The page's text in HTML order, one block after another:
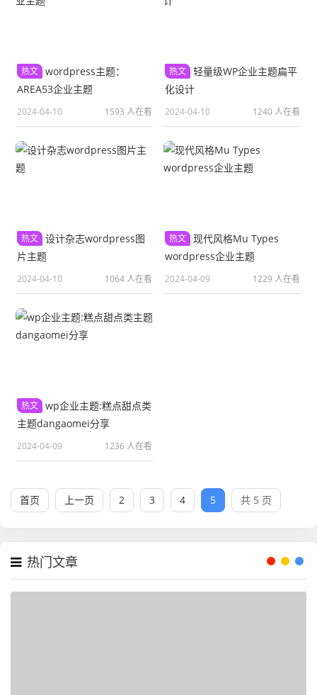
热文 wordpress主题：
AREA53企业主题
2024-04-10 1593 人在看
热文 轻量级WP企业主题扁平
化设计
2024-04-10 1240 人在看
热文 设计杂志wordpress图
片主题
2024-04-10 1064 人在看
热文 现代风格Mu Types
wordpress企业主题
2024-04-09 1229 人在看
热文 wp企业主题:糕点甜点类
主题dangaomei分享
2024-04-09 1236 人在看
首页 上一页 2 3 4 5 共 5 页
热门文章